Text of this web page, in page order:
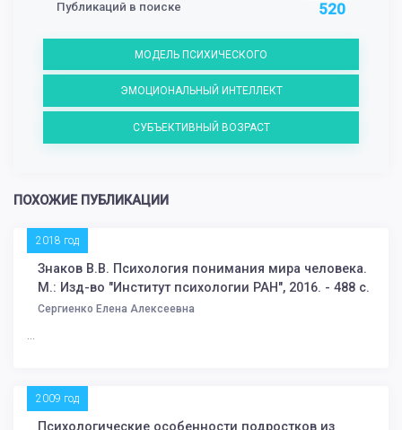
Публикаций в поиске 520
МОДЕЛЬ ПСИХИЧЕСКОГО
ЭМОЦИОНАЛЬНЫЙ ИНТЕЛЛЕКТ
СУБЪЕКТИВНЫЙ ВОЗРАСТ
ПОХОЖИЕ ПУБЛИКАЦИИ
2018 год
Знаков В.В. Психология понимания мира человека.
М.: Изд-во "Институт психологии РАН", 2016. - 488 с.
Сергиенко Елена Алексеевна
...
2009 год